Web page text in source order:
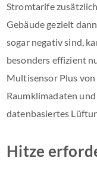
Stromtarife
Gebäude gezielt
sogar negativ sind,
besonders effizient
Multisensor Plus von
Raumklimadaten
datenbasiertes
Hitze